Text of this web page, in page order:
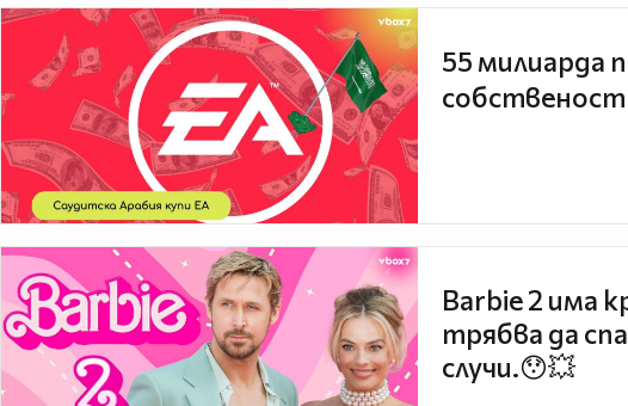
55 милиарда
собственост
Barbie 2 има
трябва да
случи.😯💥